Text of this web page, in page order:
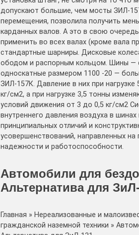
допускают большие, чем мосты ЗИЛ-
перемещения, позволила получить
карданных валов. А это в свою
применить во всех валах (кроме вала
стандартные шарниры. Дисковые
ободом и распорным кольцом. Шины —
односкатные размером 1100 -20 —
ЗИЛ-157К. Давление в них при
кг/см2, а при нагрузке 3,5 тонны
условий движения от 3 до 0,5 кг/см2
внутреннего давления воздуха в
принципиальных отличий и
усовершенствований, направленных
надежности и работоспособности.
Автомобили для
Альтернатива для
Главная » Нереализованные и
гражданской наземной техники »